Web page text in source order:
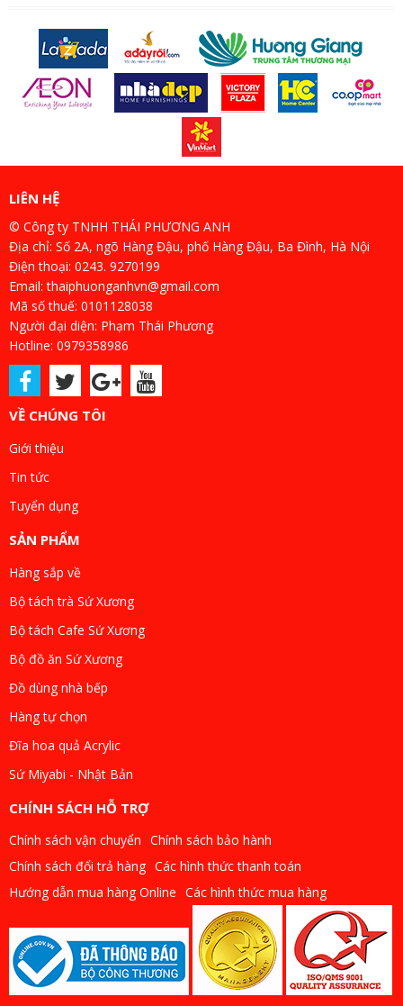
LIÊN HỆ
© Công ty TNHH THÁI PHƯƠNG ANH
Địa chỉ: Số 2A, ngõ Hàng Đậu, phố Hàng Đậu, Ba Đình, Hà Nội
Điện thoại: 0243. 9270199
Email: thaiphuonganhvn@gmail.com
Mã số thuế: 0101128038
Người đại diện: Phạm Thái Phương
Hotline: 0979358986
VỀ CHÚNG TÔI
Giới thiệu
Tin tức
Tuyển dụng
SẢN PHẨM
Hàng sắp về
Bộ tách trà Sứ Xương
Bộ tách Cafe Sứ Xương
Bộ đồ ăn Sứ Xương
Đồ dùng nhà bếp
Hàng tự chọn
Đĩa hoa quả Acrylic
Sứ Miyabi - Nhật Bản
CHÍNH SÁCH HỖ TRỢ
Chính sách vận chuyển Chính sách bảo hành
Chính sách đổi trả hàng Các hình thức thanh toán
Hướng dẫn mua hàng Online Các hình thức mua hàng